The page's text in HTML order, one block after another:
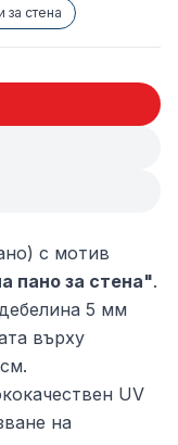
за стена
с мотив
пано за стена".
5 мм
върху
UV
на